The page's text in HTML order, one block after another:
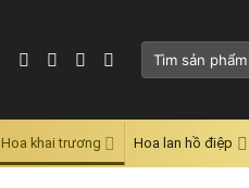
Tìm
Hoa khai trương Hoa lan hồ điệp